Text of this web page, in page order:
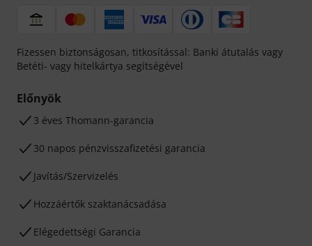
Fizessen biztonságosan, titkosítással: Banki átutalás vagy
Betéti- vagy hitelkártya segítségével
Előnyök
3 éves Thomann-garancia
30 napos pénzvisszafizetési garancia
Javítás/Szervizelés
Hozzáértők szaktanácsadása
Elégedettségi Garancia